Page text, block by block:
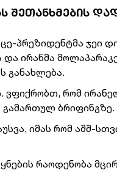
ᲨᲔᲗᲐᲜᲮᲛᲔᲑᲘᲡ
პრეზიდენტმა ჯეი
და ირანმა
განახლება.
რომ
ბრიფინგზე.
იმას რომ აშშ-
რაოდენობა